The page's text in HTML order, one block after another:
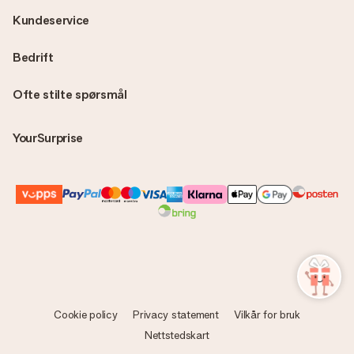
Ofte stilte spørsmål
YourSurprise
Kundeservice
Bedrift
Cookie policy Privacy statement
Vilkår for bruk
Nettstedskart